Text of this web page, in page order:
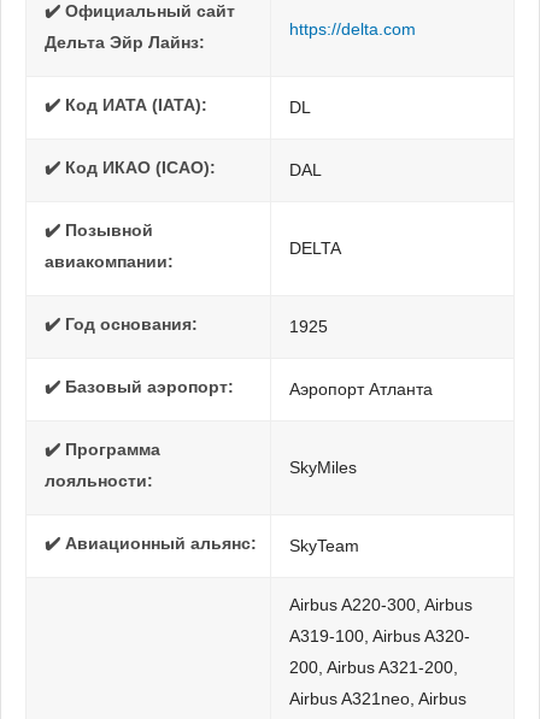
✔️ Официальный сайт
Дельта Эйр Лайнз:
https://delta.com
✔️ Код ИАТА (IATA): DL
✔️ Код ИКАО (ICAO): DAL
✔️ Позывной
авиакомпании:
DELTA
✔️ Год основания: 1925
✔️ Базовый аэропорт: Аэропорт Атланта
✔️ Программа
лояльности:
SkyMiles
✔️ Авиационный альянс: SkyTeam
Airbus A220-300, Airbus
A319-100, Airbus A320-
200, Airbus A321-200,
Airbus A321neo, Airbus